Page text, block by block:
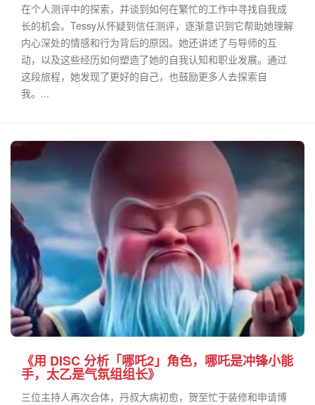
在个人测评中的探索，并谈到如何在繁忙的工作中寻找自我成
长的机会。Tessy从怀疑到信任测评，逐渐意识到它帮助她理解
内心深处的情感和行为背后的原因。她还讲述了与导师的互
动，以及这些经历如何塑造了她的自我认知和职业发展。通过
这段旅程，她发现了更好的自己，也鼓励更多人去探索自
我。...
《用 DISC 分析「哪吒2」角色，哪吒是冲锋小能
手，太乙是气氛组组长》
三位主持人再次合体，丹叔大病初愈，贺至忙于装修和申请博